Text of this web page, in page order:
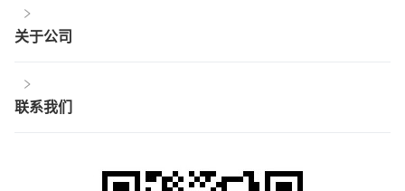
关于公司
联系我们